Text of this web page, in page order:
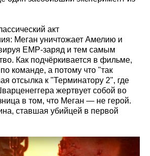
акт
Меган уничтожает Амелию и
EMP-заряд и тем самым
Как подчёркивается в фильме,
команде, а потому что "так
отсылка к "Терминатору 2", где
жертвует собой во
в том, что Меган — не герой.
ставшая убийцей в первой